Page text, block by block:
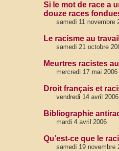
Si le mot de race a
douze races
samedi 11 novembre
Le racisme au
samedi 21 octobre
Meurtres racistes
mercredi 17 mai 2006
Droit français et
vendredi 14 avril 2006
Bibliographie
mardi 4 avril 2006
Qu’est-ce que le
samedi 19 novembre